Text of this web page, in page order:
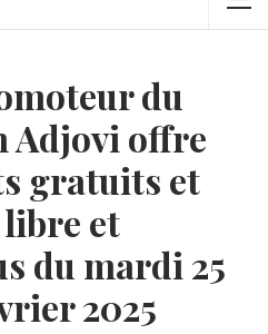
du
Adjovi offre
gratuits et
libre et
du mardi 25
2025